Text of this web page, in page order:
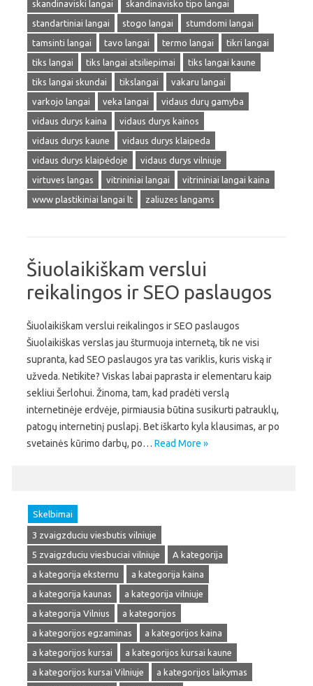
skandinaviski langai
skandinavisko tipo langai
standartiniai langai
stogo langai
stumdomi langai
tamsinti langai
tavo langai termo langai
tikri langai
tiks langai
tiks langai atsiliepimai
tiks langai kaune
tiks langai skundai
tikslangai
vakaru langai
varkojo langai
veka langai
vidaus durų gamyba
vidaus durys kaina
vidaus durys kainos
vidaus durys kaune
vidaus durys klaipeda
vidaus durys klaipėdoje
vidaus durys vilniuje
virtuves langas
vitrininiai langai
vitrininiai langai kaina
www plastikiniai langai lt
zaliuzes langams
Šiuolaikiškam verslui
reikalingos ir SEO paslaugos
Šiuolaikiškam verslui reikalingos ir SEO paslaugos
Šiuolaikiškas verslas jau šturmuoja internetą, tik ne visi
supranta, kad SEO paslaugos yra tas variklis, kuris viską ir
užveda. Netikite? Viskas labai paprasta ir elementaru kaip
sekliui Šerlohui. Žinoma, tam, kad pradėti verslą
internetinėje erdvėje, pirmiausia būtina susikurti patrauklų,
patogų internetinį puslapį. Bet iškarto kyla klausimas, ar po
svetainės kūrimo darbų, po… Read More »
Skelbimai
3 zvaigzduciu viesbutis vilniuje
5 zvaigzduciu viesbuciai vilniuje
A kategorija
a kategorija eksternu
a kategorija kaina
a kategorija kaunas
a kategorija vilniuje
a kategorija Vilnius
a kategorijos
a kategorijos egzaminas
a kategorijos kaina
a kategorijos kursai
a kategorijos kursai kaune
a kategorijos kursai Vilniuje
a kategorijos laikymas